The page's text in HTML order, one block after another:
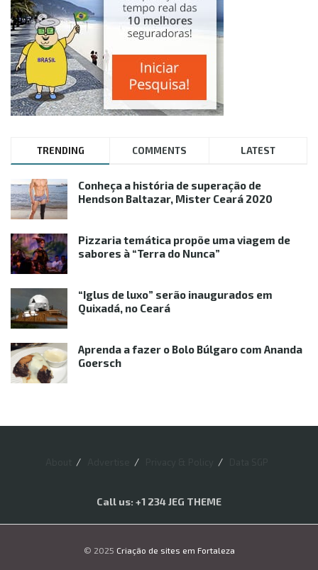
TRENDING COMMENTS LATEST
Conheça a história de superação de
Hendson Baltazar, Mister Ceará 2020
Pizzaria temática propõe uma viagem de
sabores à “Terra do Nunca”
“Iglus de luxo” serão inaugurados em
Quixadá, no Ceará
Aprenda a fazer o Bolo Búlgaro com Ananda
Goersch
Call us: +1 234 JEG THEME
© 2025 Criação de sites em Fortaleza